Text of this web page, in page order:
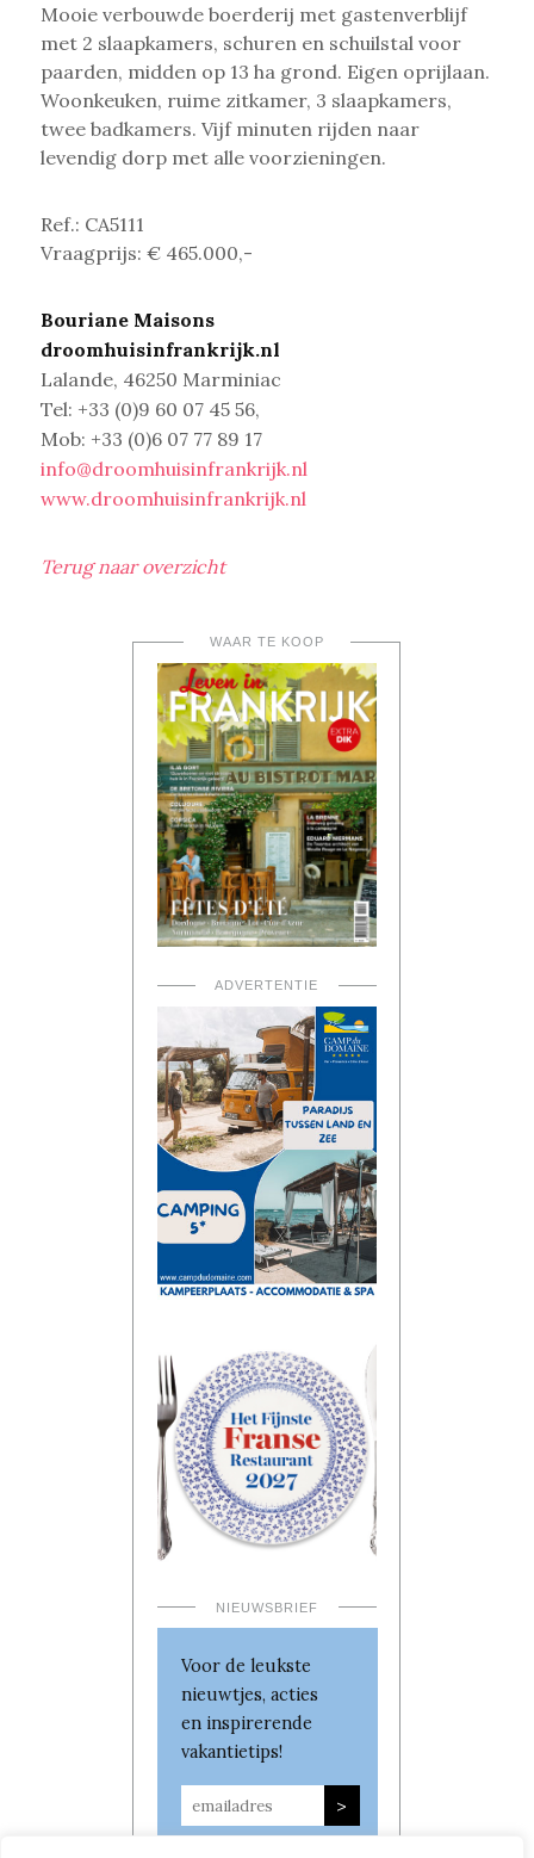
Mooie verbouwde boerderij met gastenverblijf
met 2 slaapkamers, schuren en schuilstal voor
paarden, midden op 13 ha grond. Eigen oprijlaan.
Woonkeuken, ruime zitkamer, 3 slaapkamers,
twee badkamers. Vijf minuten rijden naar
levendig dorp met alle voorzieningen.
Ref.: CA5111
Vraagprijs: € 465.000,-
Bouriane Maisons
droomhuisinfrankrijk.nl
Lalande, 46250 Marminiac
Tel: +33 (0)9 60 07 45 56,
Mob: +33 (0)6 07 77 89 17
info@droomhuisinfrankrijk.nl
www.droomhuisinfrankrijk.nl
Terug naar overzicht
WAAR TE KOOP
ADVERTENTIE
NIEUWSBRIEF
Voor de leukste
nieuwtjes, acties
en inspirerende
vakantietips!